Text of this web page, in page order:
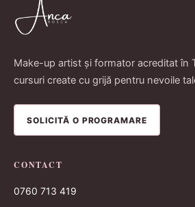
Make-up artist și formator acreditat în
cursuri create cu grijă pentru nevoile
SOLICITĂ O PROGRAMARE
CONTACT
0760 713 419